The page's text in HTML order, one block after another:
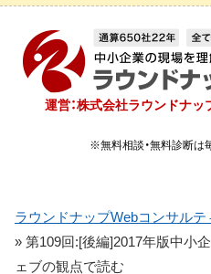
運営：株式会社ラウンドナッ
※無料相談・無料診断は
ラウンドナップWebコンサルテ
» 第109回:[後編]2017年版中小
ェブの観点で読む